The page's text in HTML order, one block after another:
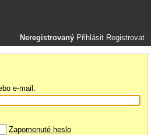
Neregistrovaný Přihlásit Registrovat
e-mail:
Zapomenuté heslo